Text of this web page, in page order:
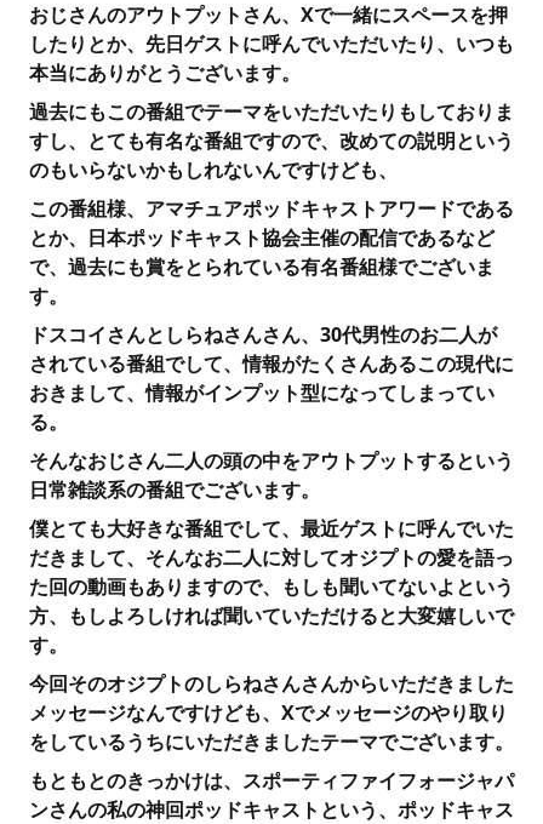
おじさんのアウトプットさん、Xで一緒にスペースを押
したりとか、先日ゲストに呼んでいただいたり、いつも
本当にありがとうございます。
過去にもこの番組でテーマをいただいたりもしておりま
すし、とても有名な番組ですので、改めての説明という
のもいらないかもしれないんですけども、
この番組様、アマチュアポッドキャストアワードである
とか、日本ポッドキャスト協会主催の配信であるなど
で、過去にも賞をとられている有名番組様でございま
す。
ドスコイさんとしらねさんさん、30代男性のお二人が
されている番組でして、情報がたくさんあるこの現代に
おきまして、情報がインプット型になってしまってい
る。
そんなおじさん二人の頭の中をアウトプットするという
日常雑談系の番組でございます。
僕とても大好きな番組でして、最近ゲストに呼んでいた
だきまして、そんなお二人に対してオジプトの愛を語っ
た回の動画もありますので、もしも聞いてないよという
方、もしよろしければ聞いていただけると大変嬉しいで
す。
今回そのオジプトのしらねさんさんからいただきました
メッセージなんですけども、Xでメッセージのやり取り
をしているうちにいただきましたテーマでございます。
もともとのきっかけは、スポーティファイフォージャパ
ンさんの私の神回ポッドキャストという、ポッドキャス